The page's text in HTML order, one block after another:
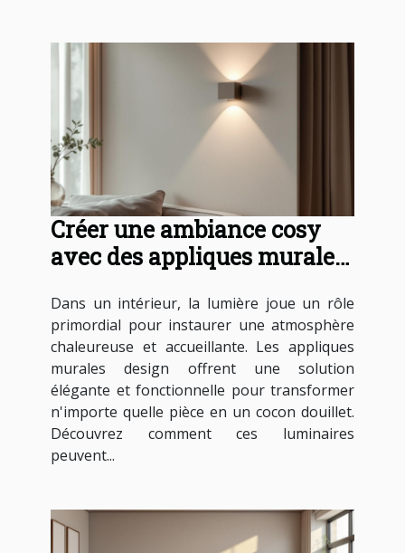
Créer une ambiance cosy
avec des appliques murales
Dans un intérieur, la lumière joue un rôle
primordial pour instaurer une atmosphère
chaleureuse et accueillante. Les appliques
murales design offrent une solution
élégante et fonctionnelle pour transformer
n'importe quelle pièce en un cocon douillet.
Découvrez comment ces luminaires
peuvent...